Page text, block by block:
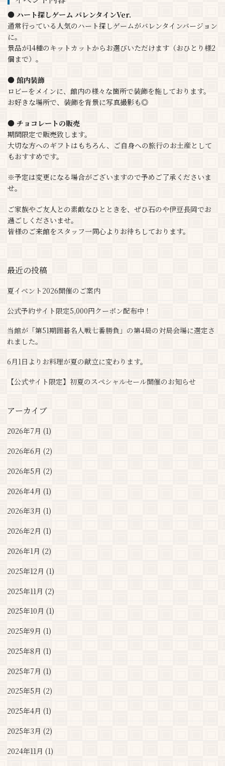
● ハート探しゲーム バレンタインVer.
通常行っている人気のハート探しゲームがバレンタインバージョン
に。
景品が14種のキットカットからお選びいただけます（おひとり様2
個まで）。
● 館内装飾
ロビーをメインに、館内の様々な箇所で装飾を施しております。
お好きな場所で、装飾を背景に写真撮影も◎
● チョコレートの販売
期間限定で販売致します。
大切な方へのギフトはもちろん、ご自身への旅行のお土産として
もおすすめです。
※予定は変更になる場合がございますので予めご了承くださいま
せ。
ご家族やご友人との素敵なひとときを、ぜひ石のや伊豆長岡でお
過ごしくださいませ。
皆様のご来館をスタッフ一同心よりお待ちしております。
最近の投稿
夏イベント2026開催のご案内
公式予約サイト限定5,000円クーポン配布中！
当館が「第51期囲碁名人戦七番勝負」の第4局の対局会場に選定さ
れました。
6月1日よりお料理が夏の献立に変わります。
【公式サイト限定】初夏のスペシャルセール開催のお知らせ
アーカイブ
2026年7月 (1)
2026年6月 (2)
2026年5月 (2)
2026年4月 (1)
2026年3月 (1)
2026年2月 (1)
2026年1月 (2)
2025年12月 (1)
2025年11月 (2)
2025年10月 (1)
2025年9月 (1)
2025年8月 (1)
2025年7月 (1)
2025年5月 (2)
2025年4月 (1)
2025年3月 (2)
2024年11月 (1)